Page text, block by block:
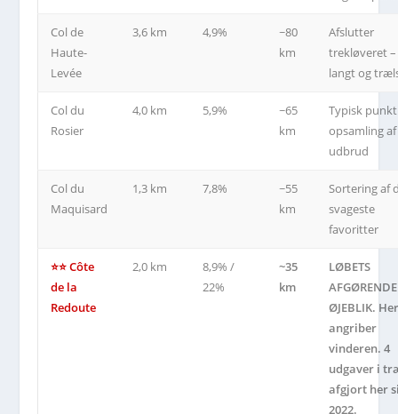
Col de
Haute-
Levée
3,6 km 4,9%
~80
km
Afslutter
trekløveret –
langt og
Col du
Rosier
4,0 km 5,9%
~65
km
Typisk
opsamling af
udbrud
Col du
Maquisard
1,3 km 7,8%
~55
km
Sortering af
svageste
favoritter
⭐⭐ Côte
de la
Redoute
2,0 km
8,9% /
22%
~35
km
LØBETS
AFGØRENDE
ØJEBLIK.
angriber
vinderen. 4
udgaver i
afgjort her
2022.